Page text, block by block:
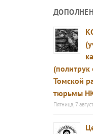
Томской
тюрьмы
Пятница, 7